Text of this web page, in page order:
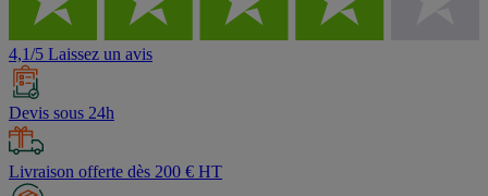
4,1/5 Laissez un avis
Devis sous 24h
Livraison offerte dès 200 € HT